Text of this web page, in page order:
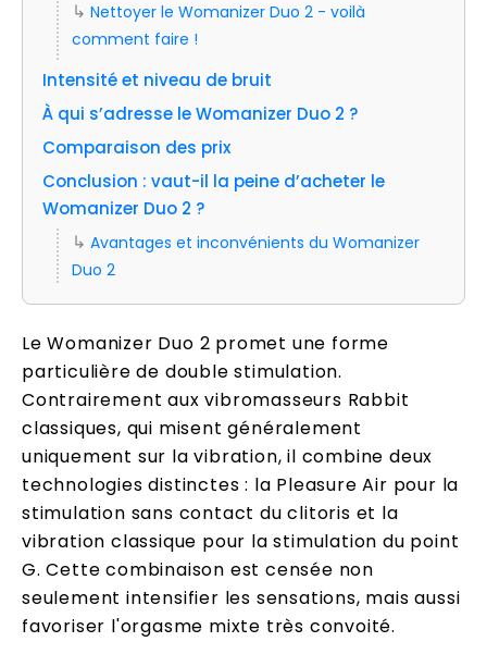
Nettoyer le Womanizer Duo 2 - voilà
comment faire !
Intensité et niveau de bruit
À qui s’adresse le Womanizer Duo 2 ?
Comparaison des prix
Conclusion : vaut-il la peine d’acheter le
Womanizer Duo 2 ?
Avantages et inconvénients du Womanizer
Duo 2
Le Womanizer Duo 2 promet une forme
particulière de double stimulation.
Contrairement aux vibromasseurs Rabbit
classiques, qui misent généralement
uniquement sur la vibration, il combine deux
technologies distinctes : la Pleasure Air pour la
stimulation sans contact du clitoris et la
vibration classique pour la stimulation du point
G. Cette combinaison est censée non
seulement intensifier les sensations, mais aussi
favoriser l'orgasme mixte très convoité.